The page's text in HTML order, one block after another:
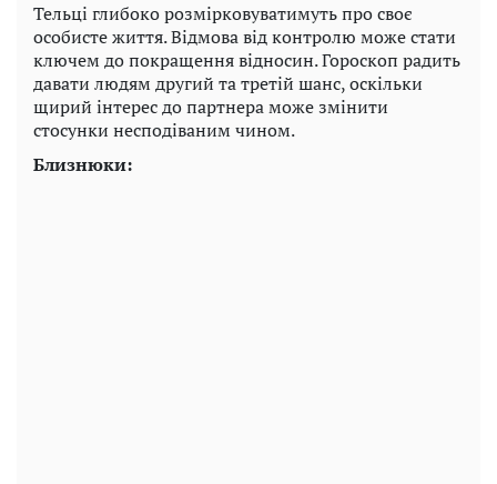
Тельці глибоко розмірковуватимуть про своє
особисте життя. Відмова від контролю може стати
ключем до покращення відносин. Гороскоп радить
давати людям другий та третій шанс, оскільки
щирий інтерес до партнера може змінити
стосунки несподіваним чином.
Близнюки: